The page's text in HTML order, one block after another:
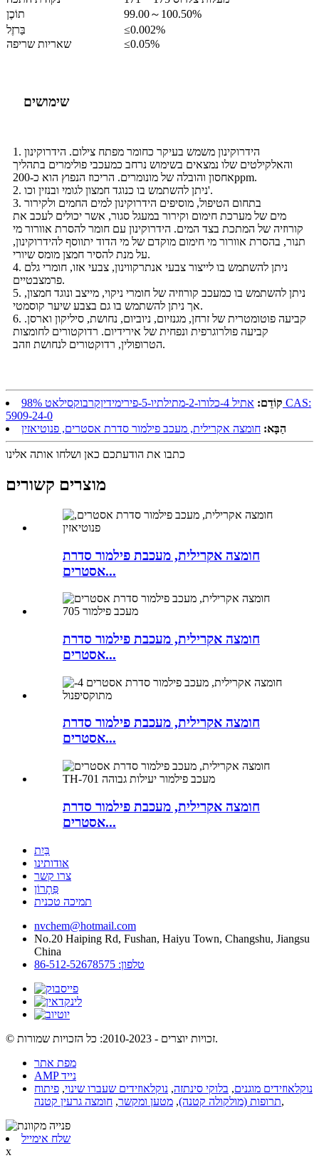
תוֹכֶן
99.00～100.50%
בַּרזֶל
≤0.002%
שאריות שריפה
≤0.05%
שימושים
1. הידרוקינון משמש בעיקר כחומר מפתח צילום. הידרוקינון
והאלקילטים שלו נמצאים בשימוש נרחב כמעכבי פולימרים בתהליך
אחסון והובלה של מונומרים. הריכוז הנפוץ הוא כ-200ppm.
2. ניתן להשתמש בו כנוגד חמצון לגומי ובנזין וכו'.
3. בתחום הטיפול, מוסיפים הידרוקינון למים החמים ולקירור
מים של מערכת חימום וקירור במעגל סגור, אשר יכולים לעכב את
קורוזיה של המתכת בצד המים. הידרוקינון עם חומר להסרת אוורור מי
תנור, בהסרת אוורור מי חימום מוקדם של מי הדוד יתווסף להידרוקינון,
על מנת להסיר חמצן מומס שיורי.
4. ניתן להשתמש בו לייצור צבעי אנתרקווינון, צבעי אזו, חומרי גלם
פרמצבטיים.
5. ניתן להשתמש בו כמעכב קורוזיה של חומרי ניקוי, מייצב ונוגד חמצון,
אך ניתן להשתמש בו גם בצבע שיער קוסמטי.
6. קביעה פוטומטרית של זרחן, מגנזיום, ניוביום, נחושת, סיליקון וארסן.
קביעה פולרוגרפית ונפחית של אירידיום. רדוקטורים לחומצות
הטרופולין, רדוקטורים לנחושת וזהב.
קוֹדֵם:
אתיל 4-כלורו-2-מתילתיו-5-פירימידיןקרבוקסילאט 98% CAS:
5909-24-0
הַבָּא: חומצה אקרילית, מעכב פילמור סדרת אסטרים, פנוטיאזין
כתבו את הודעתכם כאן ושלחו אותה אלינו
מוצרים קשורים
חומצה אקרילית, מעכבת פילמור סדרת
אסטרים...
חומצה אקרילית, מעכבת פילמור סדרת
אסטרים...
חומצה אקרילית, מעכבת פילמור סדרת
אסטרים...
חומצה אקרילית, מעכבת פילמור סדרת
אסטרים...
בַּיִת
אודותינו
צרו קשר
פִּתָרוֹן
תמיכה טכנית
nvchem@hotmail.com
No.20 Haiping Rd, Fushan, Haiyu Town, Changshu, Jiangsu
China
טלפון: 86-512-52678575
© זכויות יוצרים - 2010-2023: כל הזכויות שמורות.
מפת אתר
AMP נייד
נוקלאוזידים מוגנים, בלוקי סינתזה, נוקלאוזידים שעברו שינוי, פיתוח
תרופות (מולקולה קטנה), מטען ומקשר, חומצה גרעין קטנה ,
שלח אימייל
x